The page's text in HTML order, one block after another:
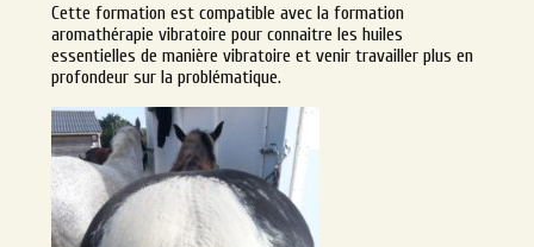
Cette formation est compatible avec la formation
aromathérapie vibratoire pour connaitre les huiles
essentielles de manière vibratoire et venir travailler plus en
profondeur sur la problématique.